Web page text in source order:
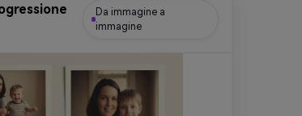
Da immagine a
immagine